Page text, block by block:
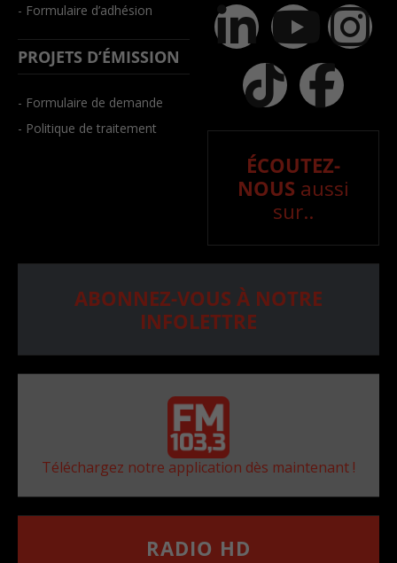
- Formulaire d’adhésion
PROJETS D’ÉMISSION
- Formulaire de demande
- Politique de traitement
ÉCOUTEZ-
NOUS aussi
sur..
ABONNEZ-VOUS À NOTRE
INFOLETTRE
Téléchargez notre application dès maintenant !
RADIO HD